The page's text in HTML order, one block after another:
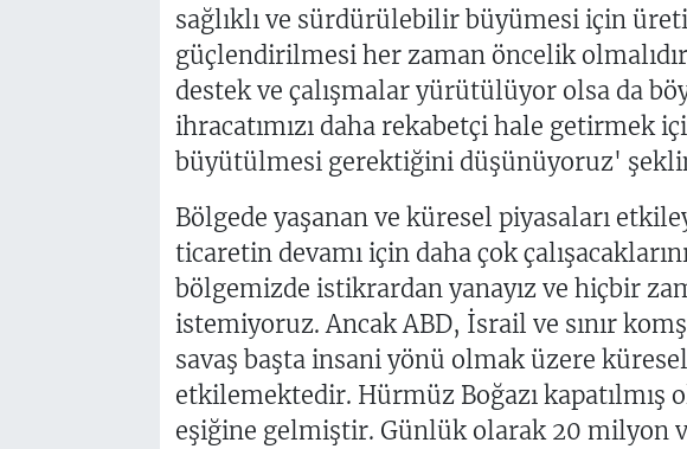
sağlıklı ve sürdürülebilir büyümesi için
güçlendirilmesi her zaman öncelik
destek ve çalışmalar yürütülüyor olsa da
ihracatımızı daha rekabetçi hale getirmek
büyütülmesi gerektiğini düşünüyoruz'
Bölgede yaşanan ve küresel piyasaları
ticaretin devamı için daha çok
bölgemizde istikrardan yanayız ve hiçbir
istemiyoruz. Ancak ABD, İsrail ve sınır
savaş başta insani yönü olmak üzere
etkilemektedir. Hürmüz Boğazı
eşiğine gelmiştir. Günlük olarak 20 milyon